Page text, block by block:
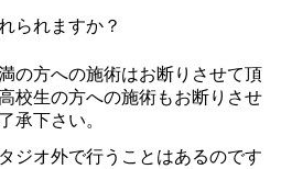
られますか？
の方への施術はお断りさせて頂
校生の方への施術もお断りさせ
承下さい。
ジオ外で行うことはあるのです